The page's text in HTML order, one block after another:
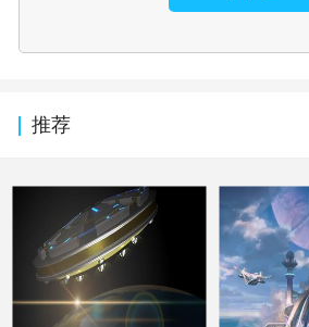
推荐